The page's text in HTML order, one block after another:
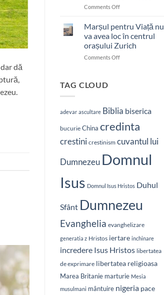
dă
Comments Offon
bătut
cu
brutalitate
în
Nepal:
L
pe
Marșul pentru Viață nu
va avea loc în centrul
orașului Zurich
Comments Offon
avea
loc
în
orașului
TAG CLOUD
adevar ascultare Biblia biserica
bucurie China credinta
crestini crestinism cuvantul lui
Dumnezeu Domnul
Isus Domnul Isus Hristos Duhul
Sfânt Dumnezeu
Evanghelia evanghelizare
generatia z Hristos iertare inchinare
incredere Isus Hristos libertatea
de exprimare libertatea religioasa
Marea Britanie marturie Mesia
musulmani mântuire nigeria pace